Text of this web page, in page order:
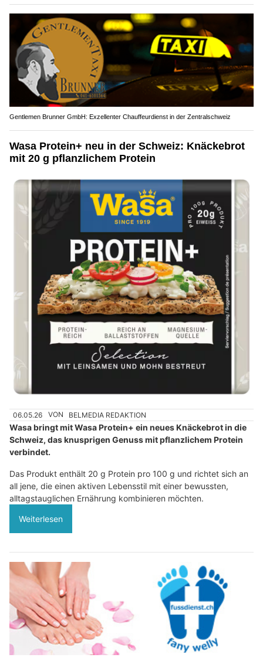
Gentlemen Brunner GmbH: Exzellenter Chauffeurdienst in der Zentralschweiz
Wasa Protein+ neu in der Schweiz: Knäckebrot
mit 20 g pflanzlichem Protein
06.05.26 VON BELMEDIA REDAKTION
Wasa bringt mit Wasa Protein+ ein neues Knäckebrot in die
Schweiz, das knusprigen Genuss mit pflanzlichem Protein
verbindet.
Das Produkt enthält 20 g Protein pro 100 g und richtet sich an
all jene, die einen aktiven Lebensstil mit einer bewussten,
alltagstauglichen Ernährung kombinieren möchten.
Weiterlesen